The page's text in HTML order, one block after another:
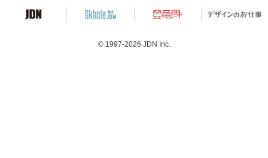
© 1997-2026 JDN Inc.